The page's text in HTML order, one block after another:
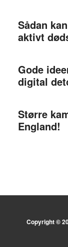
Sådan
aktivt
Gode
digital
Større
England!
Copyright ©